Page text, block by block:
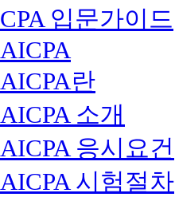
CPA 입문가이드
AICPA
AICPA란
AICPA 소개
AICPA 응시요건
AICPA 시험절차